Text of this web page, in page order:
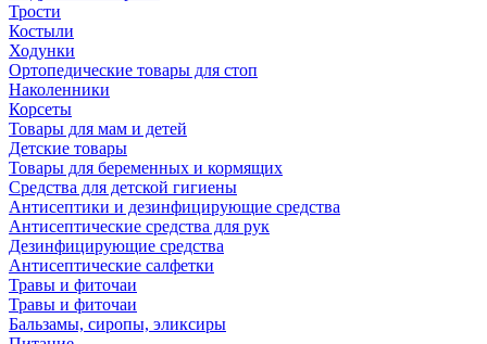
Трости
Костыли
Ходунки
Ортопедические товары для стоп
Наколенники
Корсеты
Товары для мам и детей
Детские товары
Товары для беременных и кормящих
Средства для детской гигиены
Антисептики и дезинфицирующие средства
Антисептические средства для рук
Дезинфицирующие средства
Антисептические салфетки
Травы и фиточаи
Травы и фиточаи
Бальзамы, сиропы, эликсиры